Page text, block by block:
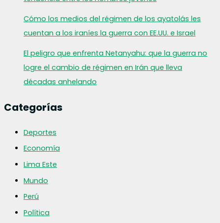
Cómo los medios del régimen de los ayatolás les
cuentan a los iraníes la guerra con EE.UU. e Israel
El peligro que enfrenta Netanyahu: que la guerra no
logre el cambio de régimen en Irán que lleva
décadas anhelando
Categorías
Deportes
Economía
Lima Este
Mundo
Perú
Política